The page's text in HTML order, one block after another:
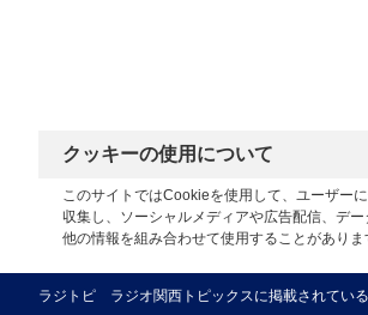
クッキーの使用について
このサイトではCookieを使用して、ユーザー
収集し、ソーシャルメディアや広告配信、デ
他の情報を組み合わせて使用することがありま
ラジトピ ラジオ関西トピックスに掲載されてい